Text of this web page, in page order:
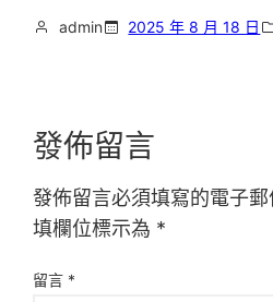
admin 2025 年 8 月 18 日
發佈留言
發佈留言必須填寫的電子郵
填欄位標示為 *
留言 *